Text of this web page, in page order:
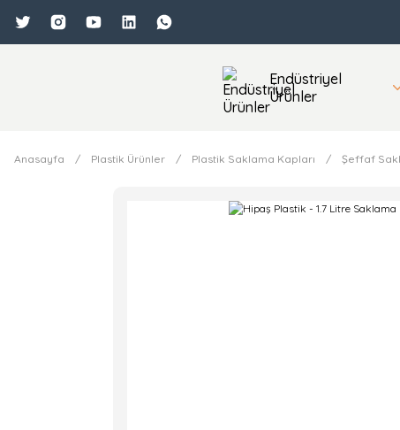
Endüstriyel
Ürünler
Anasayfa Plastik Ürünler Plastik Saklama Kapları Şeffaf